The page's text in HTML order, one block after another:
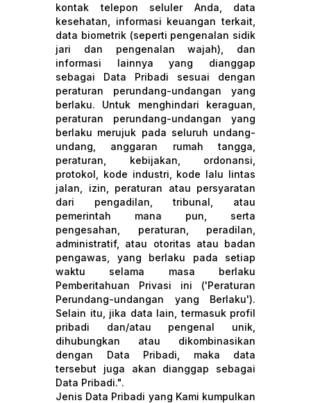
kontak telepon seluler Anda, data
kesehatan, informasi keuangan terkait,
data biometrik (seperti pengenalan sidik
jari dan pengenalan wajah), dan
informasi lainnya yang dianggap
sebagai Data Pribadi sesuai dengan
peraturan perundang-undangan yang
berlaku. Untuk menghindari keraguan,
peraturan perundang-undangan yang
berlaku merujuk pada seluruh undang-
undang, anggaran rumah tangga,
peraturan, kebijakan, ordonansi,
protokol, kode industri, kode lalu lintas
jalan, izin, peraturan atau persyaratan
dari pengadilan, tribunal, atau
pemerintah mana pun, serta
pengesahan, peraturan, peradilan,
administratif, atau otoritas atau badan
pengawas, yang berlaku pada setiap
waktu selama masa berlaku
Pemberitahuan Privasi ini ('Peraturan
Perundang-undangan yang Berlaku').
Selain itu, jika data lain, termasuk profil
pribadi dan/atau pengenal unik,
dihubungkan atau dikombinasikan
dengan Data Pribadi, maka data
tersebut juga akan dianggap sebagai
Data Pribadi.".
Jenis Data Pribadi yang Kami kumpulkan